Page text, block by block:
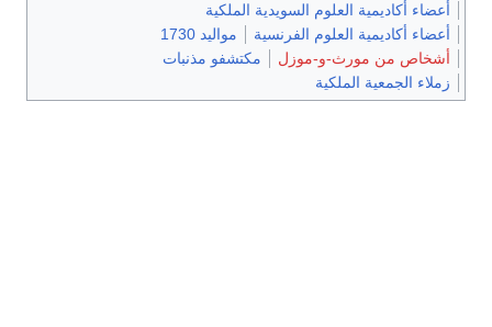
أعضاء أكاديمية العلوم السويدية الملكية
أعضاء أكاديمية العلوم الفرنسية
مواليد 1730
أشخاص من مورث-و-موزل
مكتشفو مذنبات
زملاء الجمعية الملكية